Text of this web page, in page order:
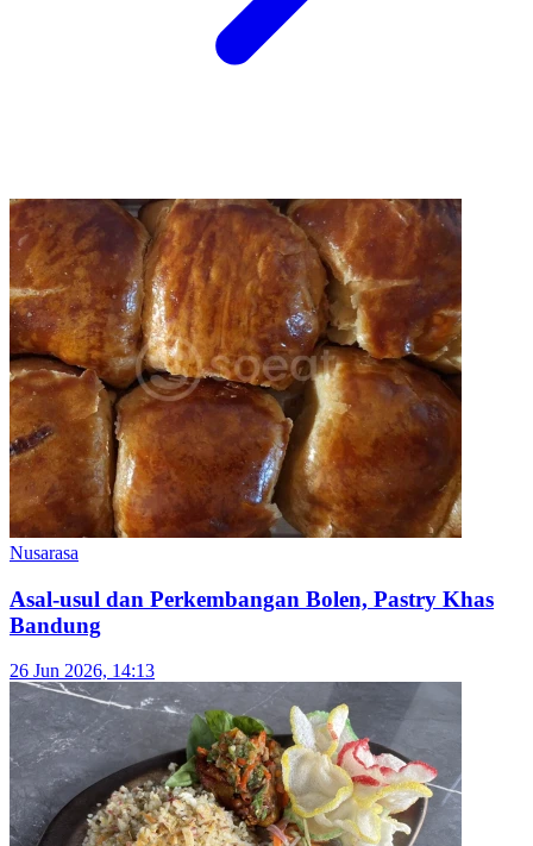
Resepedia
Resep Burger Homemade yang Juicy dan Lezat ala
Restoran
29 Agt 2025, 11:00
Nusarasa
View All